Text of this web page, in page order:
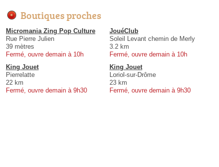
Boutiques proches
Micromania Zing Pop Culture
Rue Pierre Julien
39 mètres
Fermé, ouvre demain à 10h
JouéClub
Soleil Levant chemin de Merly
3.2 km
Fermé, ouvre demain à 10h
King Jouet
Pierrelatte
22 km
Fermé, ouvre demain à 9h30
King Jouet
Loriol-sur-Drôme
23 km
Fermé, ouvre demain à 9h30